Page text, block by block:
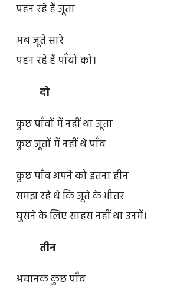
पहन रहे हैं जूता
अब जूते सारे
पहन रहे हैं पाँवों को।
दो
कुछ पाँवों में नहीं था जूता
कुछ जूतों में नहीं थे पाँव
कुछ पाँव अपने को इतना हीन
समझ रहे थे कि जूते के भीतर
घुसने के लिए साहस नहीं था उनमें।
तीन
अचानक कुछ पाँव